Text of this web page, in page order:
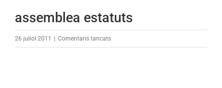
assemblea estatuts
26 juliol 2011 Comentaris tancatsa